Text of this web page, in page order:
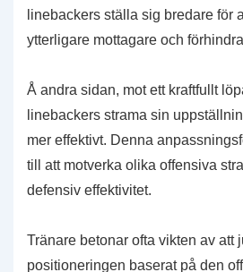
linebackers ställa sig bredare för
ytterligare mottagare och
Å andra sidan, mot ett kraftfullt
linebackers strama sin
mer effektivt. Denna
till att motverka olika offensiva
defensiv effektivitet.
Tränare betonar ofta vikten av att
positioneringen baserat på den